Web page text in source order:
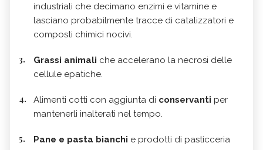
industriali che decimano enzimi e vitamine e
lasciano probabilmente tracce di catalizzatori e
composti chimici nocivi.
Grassi animali che accelerano la necrosi delle
cellule epatiche.
Alimenti cotti con aggiunta di conservanti per
mantenerli inalterati nel tempo.
Pane e pasta bianchi e prodotti di pasticceria